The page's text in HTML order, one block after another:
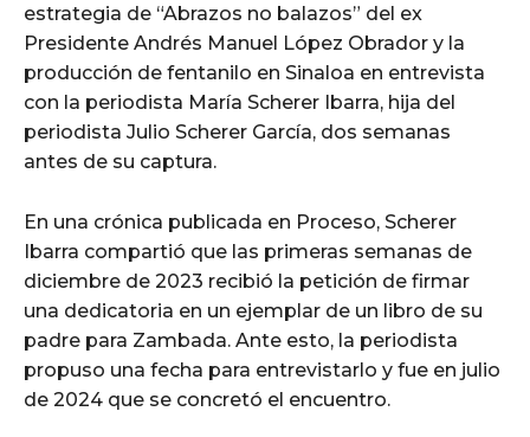
estrategia de “Abrazos no balazos” del ex
Presidente Andrés Manuel López Obrador y la
producción de fentanilo en Sinaloa en entrevista
con la periodista María Scherer Ibarra, hija del
periodista Julio Scherer García, dos semanas
antes de su captura.
En una crónica publicada en Proceso, Scherer
Ibarra compartió que las primeras semanas de
diciembre de 2023 recibió la petición de firmar
una dedicatoria en un ejemplar de un libro de su
padre para Zambada. Ante esto, la periodista
propuso una fecha para entrevistarlo y fue en julio
de 2024 que se concretó el encuentro.